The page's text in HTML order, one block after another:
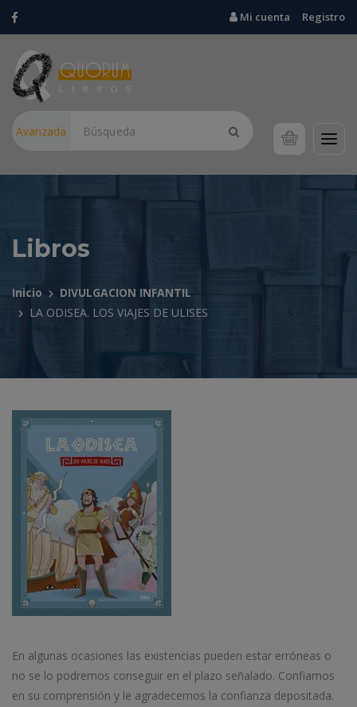
Mi cuenta Registro
Avanzada
Libros
Inicio
DIVULGACION INFANTIL
LA ODISEA. LOS VIAJES DE ULISES
En algunas ocasiones las existencias pueden estar erróneas o
no se lo podremos conseguir en el plazo señalado. Confiamos
en su comprensión y le agradecemos la confianza depositada.